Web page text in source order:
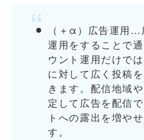
（＋α）広告運用
運用をすることで
ウント運用だけで
に対して広く投稿
きます。配信地域
定して広告を配信
トへの露出を増や
す。